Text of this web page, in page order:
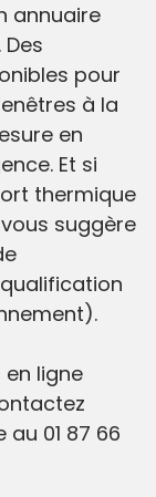
annuaire
pour
à la
en
Et si
thermique
suggère
ligne
01 87 66